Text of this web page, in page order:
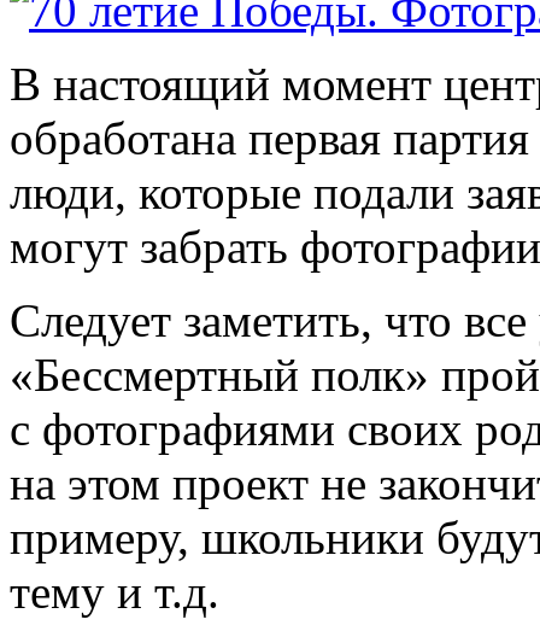
В настоящий момент
обработана первая
люди, которые подали
могут забрать
Следует заметить, что
«Бессмертный полк»
с фотографиями своих
на этом проект не
примеру, школьники
тему и т.д.